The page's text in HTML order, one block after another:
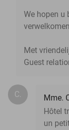
We hopen u
Met
Guest
C.
Mme.
Hôtel
un